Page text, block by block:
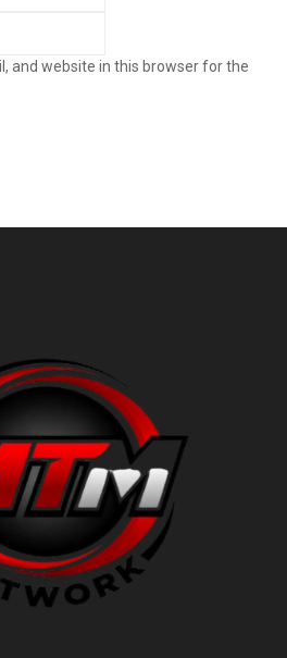
and website in this browser for the